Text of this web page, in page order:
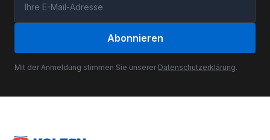
Abonnieren
Mit der Anmeldung stimmen Sie unserer Datenschutzerklärung.